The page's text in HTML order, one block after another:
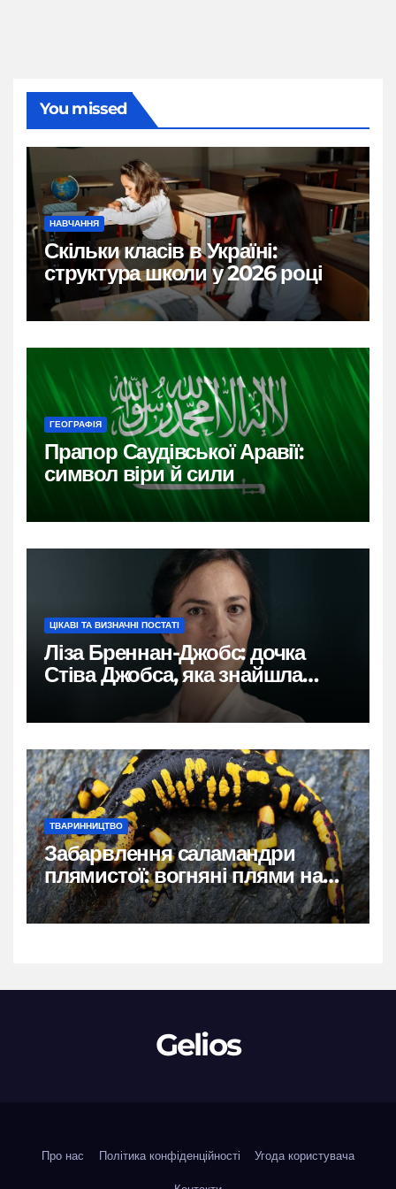
You missed
НАВЧАННЯ
Скільки класів в Україні:
структура школи у 2026 році
ГЕОГРАФІЯ
Прапор Саудівської Аравії:
символ віри й сили
ЦІКАВІ ТА ВИЗНАЧНІ ПОСТАТІ
Ліза Бреннан-Джобс: дочка
Стіва Джобса, яка знайшла
власний голос
ТВАРИННИЦТВО
Забарвлення саламандри
плямистої: вогняні плями на
чорному тлі
Gelios
Про нас Політика конфіденційності Угода користувача